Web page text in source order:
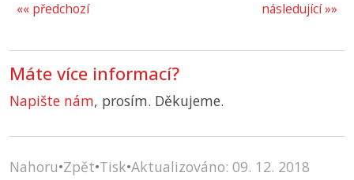
následující »»
«« předchozí
Máte více informací?
Napište nám, prosím. Děkujeme.
Nahoru•Zpět•Tisk•Aktualizováno: 09. 12. 2018